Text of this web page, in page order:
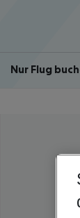
Nur Flug